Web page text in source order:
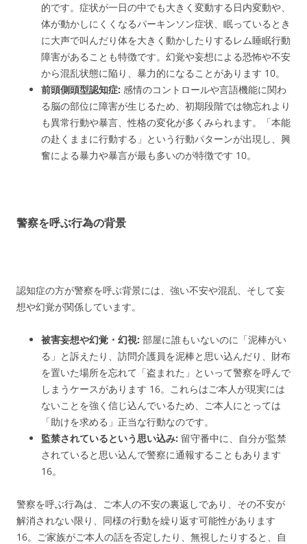
的です。症状が一日の中でも大きく変動する日内変動や、
体が動かしにくくなるパーキンソン症状、眠っているとき
に大声で叫んだり体を大きく動かしたりするレム睡眠行動
障害があることも特徴です。幻覚や妄想による恐怖や不安
から混乱状態に陥り、暴力的になることがあります 10。
前頭側頭型認知症: 感情のコントロールや言語機能に関わ
る脳の部位に障害が生じるため、初期段階では物忘れより
も異常行動や暴言、性格の変化が多くみられます。「本能
の赴くままに行動する」という行動パターンが出現し、興
奮による暴力や暴言が最も多いのが特徴です 10。
警察を呼ぶ行為の背景
認知症の方が警察を呼ぶ背景には、強い不安や混乱、そして妄
想や幻覚が関係しています。
被害妄想や幻覚・幻視: 部屋に誰もいないのに「泥棒がい
る」と訴えたり、訪問介護員を泥棒と思い込んだり、財布
を置いた場所を忘れて「盗まれた」といって警察を呼んで
しまうケースがあります 16。これらはご本人が現実には
ないことを強く信じ込んでいるため、ご本人にとっては
「助けを求める」正当な行動なのです。
監禁されているという思い込み: 留守番中に、自分が監禁
されていると思い込んで警察に通報することもあります
16。
警察を呼ぶ行為は、ご本人の不安の裏返しであり、その不安が
解消されない限り、同様の行動を繰り返す可能性があります
16。ご家族がご本人の話を否定したり、無視したりすると、自